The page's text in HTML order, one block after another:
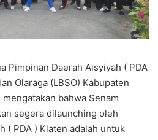
Pimpinan Daerah Aisyiyah ( PDA
Olaraga (LBSO) Kabupaten
bahwa Senam
segera dilaunching oleh
( PDA ) Klaten adalah untuk